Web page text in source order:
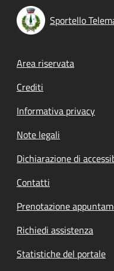
Sportello
Footer menu
Area riservata
Crediti
Informativa privacy
Note legali
Dichiarazione di
Contatti
Prenotazione
Richiedi assistenza
Statistiche del portale